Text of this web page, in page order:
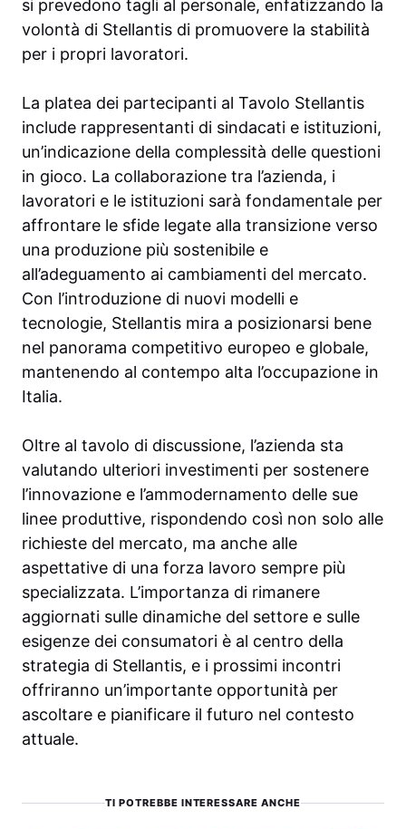
si prevedono tagli al personale, enfatizzando la
volontà di Stellantis di promuovere la stabilità
per i propri lavoratori.
La platea dei partecipanti al Tavolo Stellantis
include rappresentanti di sindacati e istituzioni,
un’indicazione della complessità delle questioni
in gioco. La collaborazione tra l’azienda, i
lavoratori e le istituzioni sarà fondamentale per
affrontare le sfide legate alla transizione verso
una produzione più sostenibile e
all’adeguamento ai cambiamenti del mercato.
Con l’introduzione di nuovi modelli e
tecnologie, Stellantis mira a posizionarsi bene
nel panorama competitivo europeo e globale,
mantenendo al contempo alta l’occupazione in
Italia.
Oltre al tavolo di discussione, l’azienda sta
valutando ulteriori investimenti per sostenere
l’innovazione e l’ammodernamento delle sue
linee produttive, rispondendo così non solo alle
richieste del mercato, ma anche alle
aspettative di una forza lavoro sempre più
specializzata. L’importanza di rimanere
aggiornati sulle dinamiche del settore e sulle
esigenze dei consumatori è al centro della
strategia di Stellantis, e i prossimi incontri
offriranno un’importante opportunità per
ascoltare e pianificare il futuro nel contesto
attuale.
TI POTREBBE INTERESSARE ANCHE